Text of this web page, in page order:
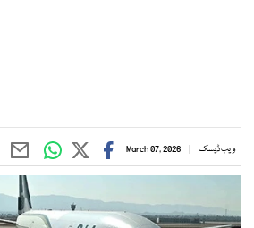
ویب ڈیسک March 07, 2026